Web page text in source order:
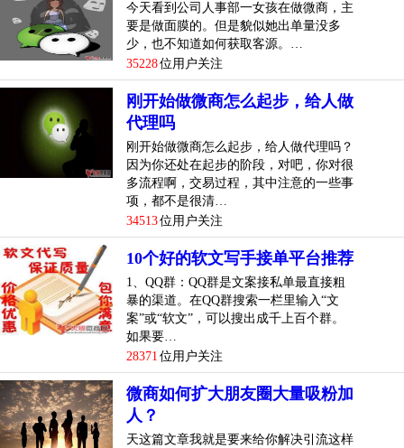
今天看到公司人事部一女孩在做微商，主
要是做面膜的。但是貌似她出单量没多
少，也不知道如何获取客源。…
35228位用户关注
刚开始做微商怎么起步，给人做
代理吗
刚开始做微商怎么起步，给人做代理吗？
因为你还处在起步的阶段，对吧，你对很
多流程啊，交易过程，其中注意的一些事
项，都不是很清…
34513位用户关注
10个好的软文写手接单平台推荐
1、QQ群：QQ群是文案接私单最直接粗
暴的渠道。在QQ群搜索一栏里输入“文
案”或“软文”，可以搜出成千上百个群。
如果要…
28371 位用户关注
微商如何扩大朋友圈大量吸粉加
人？
天这篇文章我就是要来给你解决引流这样